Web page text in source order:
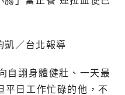
凱／台北報導
自詡身體健壯、一天最
平日工作忙碌的他，不